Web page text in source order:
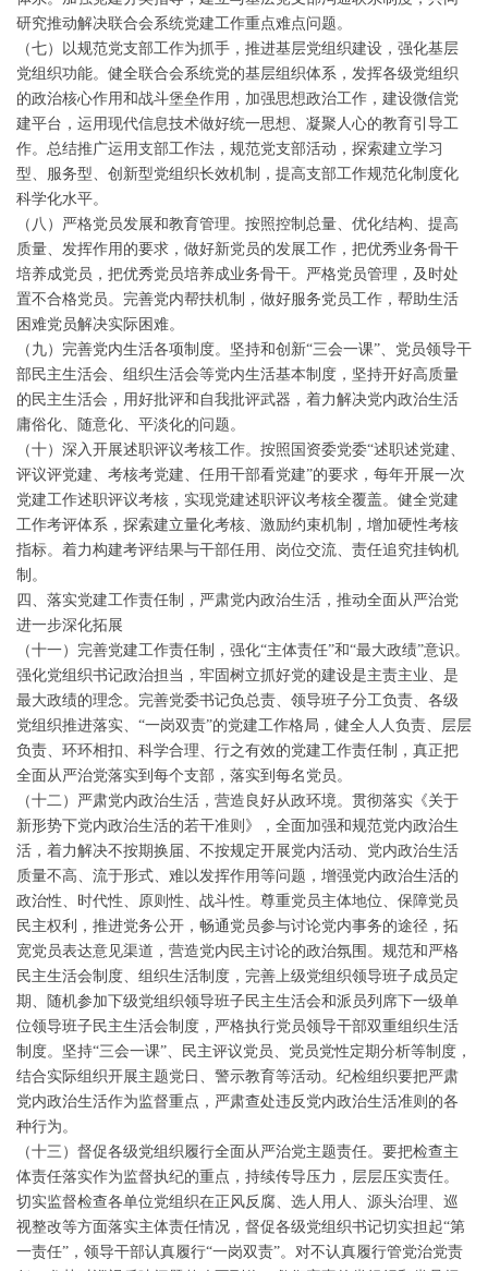
研究推动解决联合会系统党建工作重点难点问题。
（七）以规范党支部工作为抓手，推进基层党组织建设，强化基层
党组织功能。健全联合会系统党的基层组织体系，发挥各级党组织
的政治核心作用和战斗堡垒作用，加强思想政治工作，建设微信党
建平台，运用现代信息技术做好统一思想、凝聚人心的教育引导工
作。总结推广运用支部工作法，规范党支部活动，探索建立学习
型、服务型、创新型党组织长效机制，提高支部工作规范化制度化
科学化水平。
（八）严格党员发展和教育管理。按照控制总量、优化结构、提高
质量、发挥作用的要求，做好新党员的发展工作，把优秀业务骨干
培养成党员，把优秀党员培养成业务骨干。严格党员管理，及时处
置不合格党员。完善党内帮扶机制，做好服务党员工作，帮助生活
困难党员解决实际困难。
（九）完善党内生活各项制度。坚持和创新“三会一课”、党员领导干
部民主生活会、组织生活会等党内生活基本制度，坚持开好高质量
的民主生活会，用好批评和自我批评武器，着力解决党内政治生活
庸俗化、随意化、平淡化的问题。
（十）深入开展述职评议考核工作。按照国资委党委“述职述党建、
评议评党建、考核考党建、任用干部看党建”的要求，每年开展一次
党建工作述职评议考核，实现党建述职评议考核全覆盖。健全党建
工作考评体系，探索建立量化考核、激励约束机制，增加硬性考核
指标。着力构建考评结果与干部任用、岗位交流、责任追究挂钩机
制。
四、落实党建工作责任制，严肃党内政治生活，推动全面从严治党
进一步深化拓展
（十一）完善党建工作责任制，强化“主体责任”和“最大政绩”意识。
强化党组织书记政治担当，牢固树立抓好党的建设是主责主业、是
最大政绩的理念。完善党委书记负总责、领导班子分工负责、各级
党组织推进落实、“一岗双责”的党建工作格局，健全人人负责、层层
负责、环环相扣、科学合理、行之有效的党建工作责任制，真正把
全面从严治党落实到每个支部，落实到每名党员。
（十二）严肃党内政治生活，营造良好从政环境。贯彻落实《关于
新形势下党内政治生活的若干准则》，全面加强和规范党内政治生
活，着力解决不按期换届、不按规定开展党内活动、党内政治生活
质量不高、流于形式、难以发挥作用等问题，增强党内政治生活的
政治性、时代性、原则性、战斗性。尊重党员主体地位、保障党员
民主权利，推进党务公开，畅通党员参与讨论党内事务的途径，拓
宽党员表达意见渠道，营造党内民主讨论的政治氛围。规范和严格
民主生活会制度、组织生活制度，完善上级党组织领导班子成员定
期、随机参加下级党组织领导班子民主生活会和派员列席下一级单
位领导班子民主生活会制度，严格执行党员领导干部双重组织生活
制度。坚持“三会一课”、民主评议党员、党员党性定期分析等制度，
结合实际组织开展主题党日、警示教育等活动。纪检组织要把严肃
党内政治生活作为监督重点，严肃查处违反党内政治生活准则的各
种行为。
（十三）督促各级党组织履行全面从严治党主题责任。要把检查主
体责任落实作为监督执纪的重点，持续传导压力，层层压实责任。
切实监督检查各单位党组织在正风反腐、选人用人、源头治理、巡
视整改等方面落实主体责任情况，督促各级党组织书记切实担起“第
一责任”，领导干部认真履行“一岗双责”。对不认真履行管党治党责